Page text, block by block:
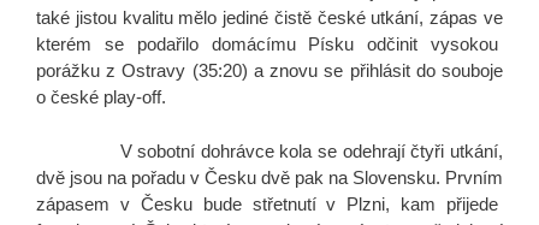
také jistou kvalitu mělo jediné čistě české utkání, zápas ve
kterém se podařilo domácímu Písku odčinit vysokou
porážku z Ostravy (35:20) a znovu se přihlásit do souboje
o české play-off.
V sobotní dohrávce kola se odehrají čtyři utkání,
dvě jsou na pořadu v Česku dvě pak na Slovensku. Prvním
zápasem v Česku bude střetnutí v Plzni, kam přijede